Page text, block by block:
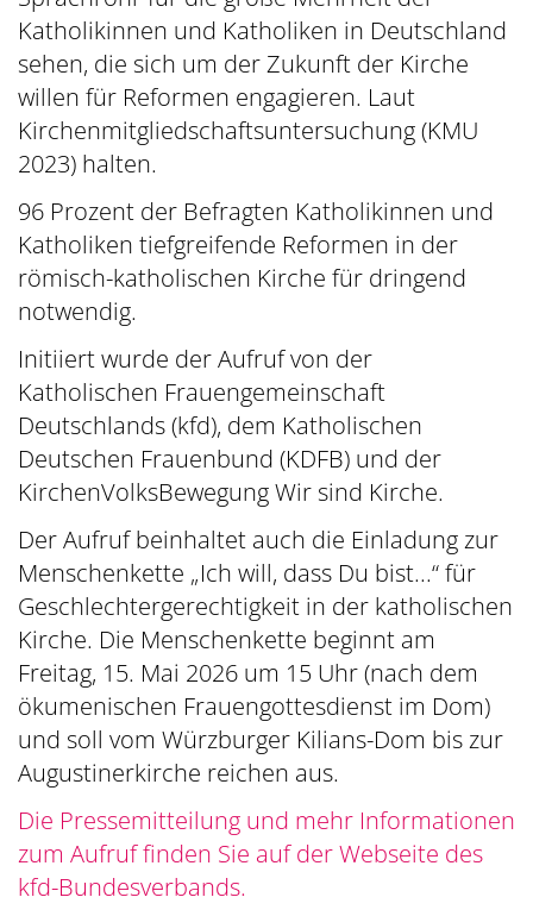
Katholikinnen und Katholiken in Deutschland
sehen, die sich um der Zukunft der Kirche
willen für Reformen engagieren. Laut
Kirchenmitgliedschaftsuntersuchung (KMU
2023) halten.
96 Prozent der Befragten Katholikinnen und
Katholiken tiefgreifende Reformen in der
römisch-katholischen Kirche für dringend
notwendig.
Initiiert wurde der Aufruf von der
Katholischen Frauengemeinschaft
Deutschlands (kfd), dem Katholischen
Deutschen Frauenbund (KDFB) und der
KirchenVolksBewegung Wir sind Kirche.
Der Aufruf beinhaltet auch die Einladung zur
Menschenkette „Ich will, dass Du bist...“ für
Geschlechtergerechtigkeit in der katholischen
Kirche. Die Menschenkette beginnt am
Freitag, 15. Mai 2026 um 15 Uhr (nach dem
ökumenischen Frauengottesdienst im Dom)
und soll vom Würzburger Kilians-Dom bis zur
Augustinerkirche reichen aus.
Die Pressemitteilung und mehr Informationen
zum Aufruf finden Sie auf der Webseite des
kfd-Bundesverbands.